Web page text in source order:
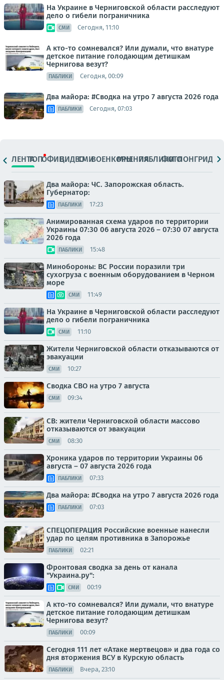
На Украине в Черниговской области расследуют
дело о гибели пограничника
СМИ Сегодня, 11:10
А кто-то сомневался? Или думали, что внатуре
детское питание голодающим детишкам
Чернигова везут?
ПАБЛИКИ Сегодня, 00:09
Два майора: #Сводка на утро 7 августа 2026 года
ПАБЛИКИ Сегодня, 07:03
ЛЕНТАТОПОФИЦ.ВИДЕОСМИВОЕНКОРЫМНЕНИЯПАБЛИКИ
ФОТОЛОНГРИДЫ
Два майора: ЧС. Запорожская область.
Губернатор:
ПАБЛИКИ 17:23
Анимированная схема ударов по территории
Украины 07:30 06 августа 2026 – 07:30 07 августа
2026 года
ПАБЛИКИ 15:48
Минобороны: ВС России поразили три
сухогруза с военным оборудованием в Черном
море
СМИ 11:49
На Украине в Черниговской области расследуют
дело о гибели пограничника
СМИ 11:10
Жители Черниговской области отказываются от
эвакуации
СМИ 10:27
Сводка СВО на утро 7 августа
СМИ 09:34
СВ: жители Черниговской области массово
отказываются от эвакуации
СМИ 08:30
Хроника ударов по территории Украины 06
августа – 07 августа 2026 года
ПАБЛИКИ 07:33
Два майора: #Сводка на утро 7 августа 2026 года
ПАБЛИКИ 07:03
СПЕЦОПЕРАЦИЯ Российские военные нанесли
удар по целям противника в Запорожье
ПАБЛИКИ 02:21
Фронтовая сводка за день от канала
"Украина.ру":
СМИ 00:19
А кто-то сомневался? Или думали, что внатуре
детское питание голодающим детишкам
Чернигова везут?
ПАБЛИКИ 00:09
Сегодня 111 лет «Атаке мертвецов» и два года со
дня вторжения ВСУ в Курскую область
ПАБЛИКИ Вчера, 23:10